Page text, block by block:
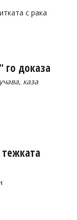
с рака
доказа
каза